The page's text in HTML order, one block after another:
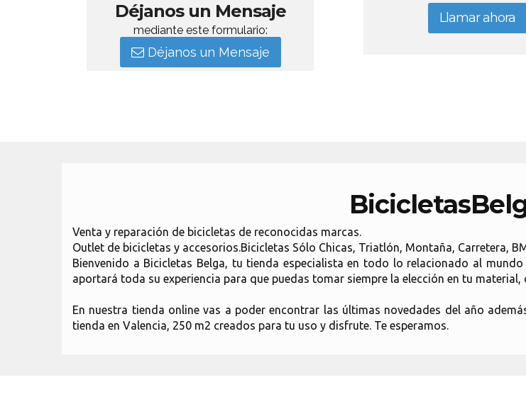
Déjanos un Mensaje
mediante este formulario:
Déjanos un Mensaje
Llamar ahora
Venta y reparación de bicicletas de reconocidas marcas.
Outlet de bicicletas y accesorios.Bicicletas Sólo Chicas, Triatlón, Montaña, Carretera,
Bienvenido a Bicicletas Belga, tu tienda especialista en todo lo relacionado al
aportará toda su experiencia para que puedas tomar siempre la elección en tu
En nuestra tienda online vas a poder encontrar las últimas novedades del año
tienda en Valencia, 250 m2 creados para tu uso y disfrute. Te esperamos.